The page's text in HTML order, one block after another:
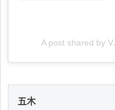
A post shared by
五木